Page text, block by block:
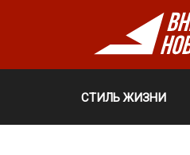
СТИЛЬ ЖИЗНИ